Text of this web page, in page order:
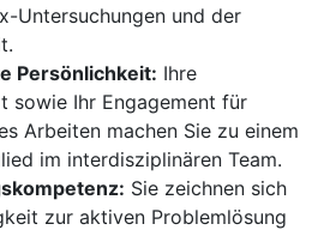
Untersuchungen und der
Persönlichkeit: Ihre
sowie Ihr Engagement für
Arbeiten machen Sie zu einem
im interdisziplinären Team.
Sie zeichnen sich
zur aktiven Problemlösung